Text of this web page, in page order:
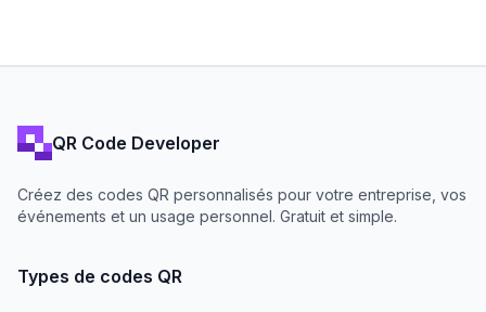
QR Code Developer
Créez des codes QR personnalisés pour votre entreprise, vos
événements et un usage personnel. Gratuit et simple.
Types de codes QR